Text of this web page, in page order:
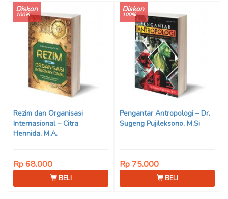
Diskon
100%
Rezim dan Organisasi
Internasional – Citra
Hennida, M.A.
Rp 68.000
BELI
Diskon
100%
Pengantar Antropologi – Dr.
Sugeng Pujileksono, M.Si
Rp 75.000
BELI